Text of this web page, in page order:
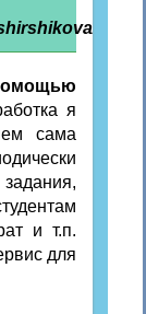
)
я
сама
и т.п.
для